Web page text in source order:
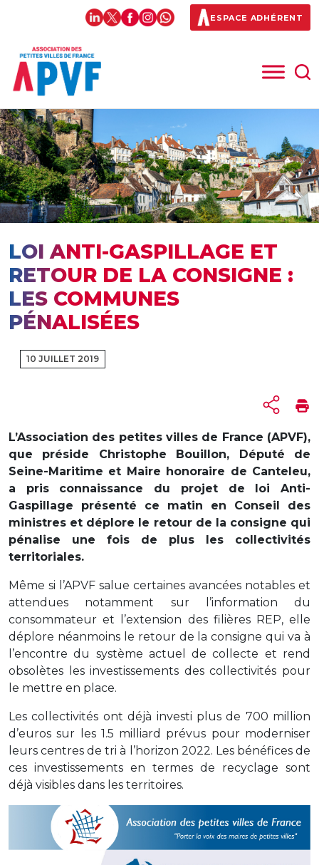
ESPACE ADHÉRENT
LOI ANTI-GASPILLAGE ET
RETOUR DE LA CONSIGNE :
LES COMMUNES
PÉNALISÉES
10 JUILLET 2019
L’Association des petites villes de France (APVF),
que préside Christophe Bouillon, Député de
Seine-Maritime et Maire honoraire de Canteleu,
a pris connaissance du projet de loi Anti-
Gaspillage présenté ce matin en Conseil des
ministres et déplore le retour de la consigne qui
pénalise une fois de plus les collectivités
territoriales.
Même si l’APVF salue certaines avancées notables et
attendues notamment sur l’information du
consommateur et l’extension des filières REP, elle
déplore néanmoins le retour de la consigne qui va à
l’encontre du système actuel de collecte et rend
obsolètes les investissements des collectivités pour
le mettre en place.
Les collectivités ont déjà investi plus de 700 million
d’euros sur les 1.5 milliard prévus pour moderniser
leurs centres de tri à l’horizon 2022. Les bénéfices de
ces investissements en termes de recyclage sont
déjà visibles dans les territoires.